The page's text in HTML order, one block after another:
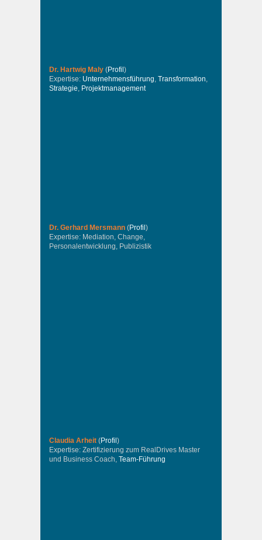
Dr. Hartwig Maly (Profil )
Expertise: Unternehmensführung, Transformation,
Strategie, Projektmanagement
Dr. Gerhard Mersmann (Profil )
Expertise: Mediation, Change,
Personalentwicklung, Publizistik
Claudia Arheit (Profil )
Expertise: Zertifizierung zum RealDrives Master
und Business Coach, Team-Führung